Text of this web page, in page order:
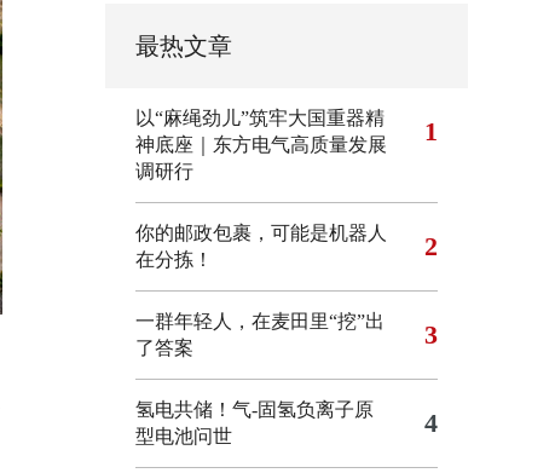
最热文章
以“麻绳劲儿”筑牢大国重器精
神底座｜东方电气高质量发展
调研行
1
你的邮政包裹，可能是机器人
在分拣！
2
一群年轻人，在麦田里“挖”出
了答案
3
氢电共储！气-固氢负离子原
型电池问世
4